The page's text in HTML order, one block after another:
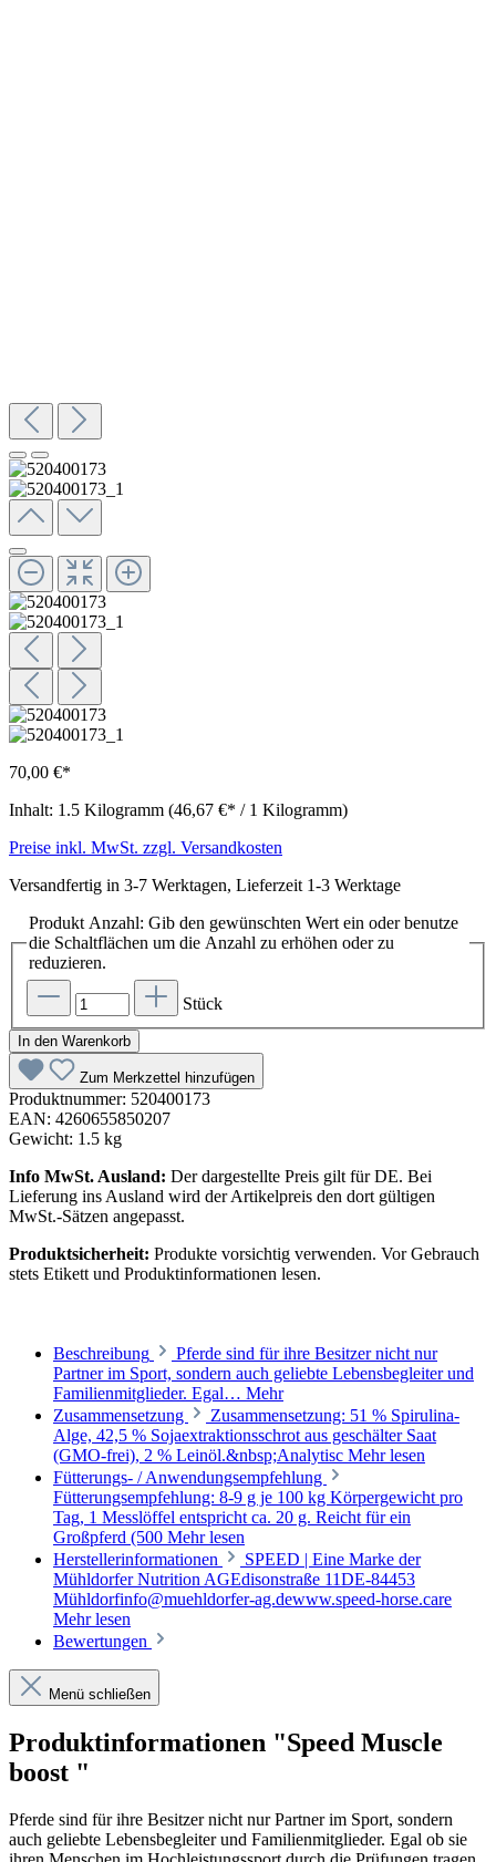
70,00 €*
Inhalt: 1.5 Kilogramm (46,67 €* / 1 Kilogramm)
Preise inkl. MwSt. zzgl. Versandkosten
Versandfertig in 3-7 Werktagen, Lieferzeit 1-3 Werktage
Produkt Anzahl: Gib den gewünschten Wert ein oder benutze
die Schaltflächen um die Anzahl zu erhöhen oder zu
reduzieren.
Stück
In den Warenkorb
Zum Merkzettel hinzufügen
Produktnummer: 520400173
EAN: 4260655850207
Gewicht: 1.5 kg
Info MwSt. Ausland: Der dargestellte Preis gilt für DE. Bei
Lieferung ins Ausland wird der Artikelpreis den dort gültigen
MwSt.-Sätzen angepasst.
Produktsicherheit: Produkte vorsichtig verwenden. Vor Gebrauch
stets Etikett und Produktinformationen lesen.
Beschreibung
Pferde sind für ihre Besitzer nicht nur
Partner im Sport, sondern auch geliebte Lebensbegleiter und
Familienmitglieder. Egal… Mehr
Zusammensetzung
Zusammensetzung: 51 % Spirulina-
Alge, 42,5 % Sojaextraktionsschrot aus geschälter Saat
(GMO-frei), 2 % Leinöl.&nbsp;Analytisc Mehr lesen
Fütterungs- / Anwendungsempfehlung
Fütterungsempfehlung: 8-9 g je 100 kg Körpergewicht pro
Tag, 1 Messlöffel entspricht ca. 20 g. Reicht für ein
Großpferd (500 Mehr lesen
Herstellerinformationen
SPEED | Eine Marke der
Mühldorfer Nutrition AGEdisonstraße 11DE-84453
Mühldorfinfo@muehldorfer-ag.dewww.speed-horse.care
Mehr lesen
Bewertungen
Menü schließen
Produktinformationen "Speed Muscle
boost "
Pferde sind für ihre Besitzer nicht nur Partner im Sport, sondern
auch geliebte Lebensbegleiter und Familienmitglieder. Egal ob sie